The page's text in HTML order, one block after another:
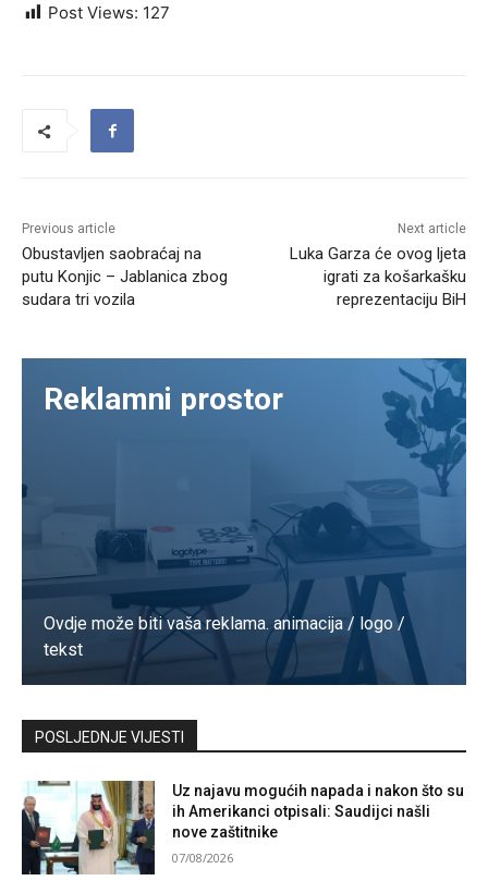
Post Views: 127
Previous article
Obustavljen saobraćaj na
putu Konjic – Jablanica zbog
sudara tri vozila
Next article
Luka Garza će ovog ljeta
igrati za košarkašku
reprezentaciju BiH
Reklamni prostor
Ovdje može biti vaša reklama. animacija / logo /
tekst
Kontaktirajte nas
POSLJEDNJE VIJESTI
Uz najavu mogućih napada i nakon što su
ih Amerikanci otpisali: Saudijci našli
nove zaštitnike
07/08/2026